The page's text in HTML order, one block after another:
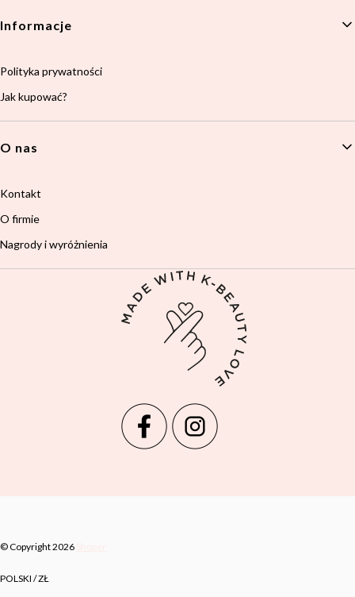
Informacje
Polityka prywatności
Jak kupować?
O nas
Kontakt
O firmie
Nagrody i wyróżnienia
© Copyright 2026
POLSKI / ZŁ